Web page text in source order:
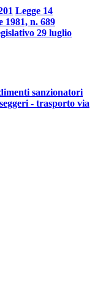
Legge 14
1981, n. 689
29 luglio
sanzionatori
- trasporto via